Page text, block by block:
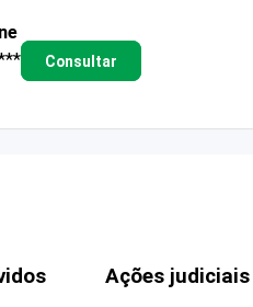
Consultar
Ações judiciais